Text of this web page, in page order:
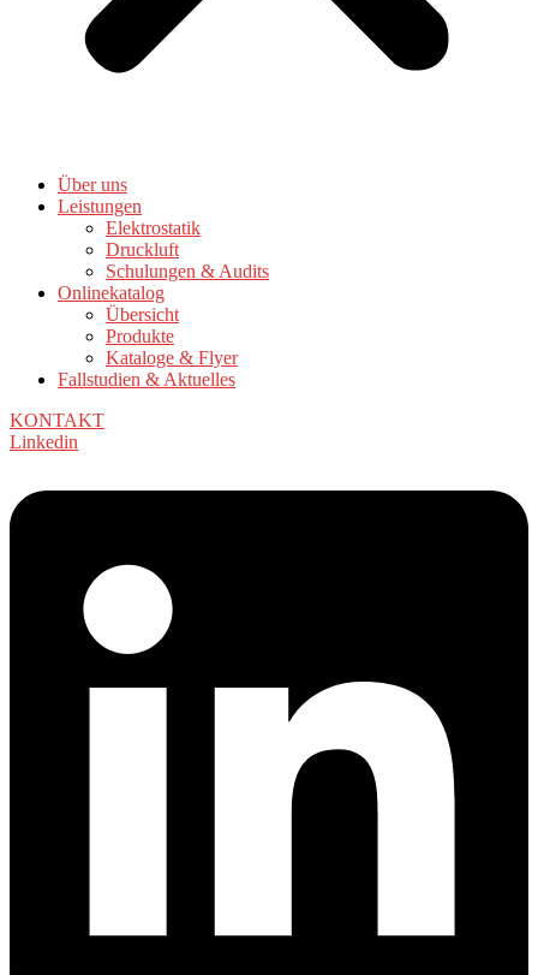
Über uns
Leistungen
Elektrostatik
Druckluft
Schulungen & Audits
Onlinekatalog
Übersicht
Produkte
Kataloge & Flyer
Fallstudien & Aktuelles
KONTAKT
Linkedin